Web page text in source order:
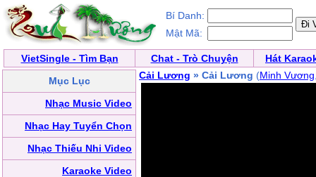
Bí Danh:
Mật Mã:
VietSingle - Tìm Bạn Chat - Trò Chuyện
Hát
Mục Lục
Nhạc Music Video
Nhạc Hay Tuyển Chọn
Nhạc Thiếu Nhi Video
Karaoke Video
Cải Lương » Cải Lương (Minh Vương